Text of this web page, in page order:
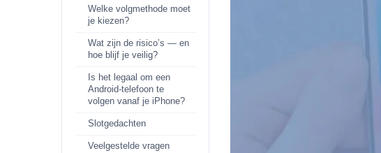
Welke volgmethode moet
je kiezen?
Wat zijn de risico’s — en
hoe blijf je veilig?
Is het legaal om een
Android-telefoon te
volgen vanaf je iPhone?
Slotgedachten
Veelgestelde vragen